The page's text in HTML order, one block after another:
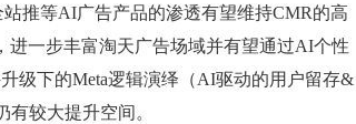
推等AI广告产品的渗透有望维持CMR的高
一步丰富淘天广告场域并有望通过AI个性
级下的Meta逻辑演绎（AI驱动的用户留存&
较大提升空间。